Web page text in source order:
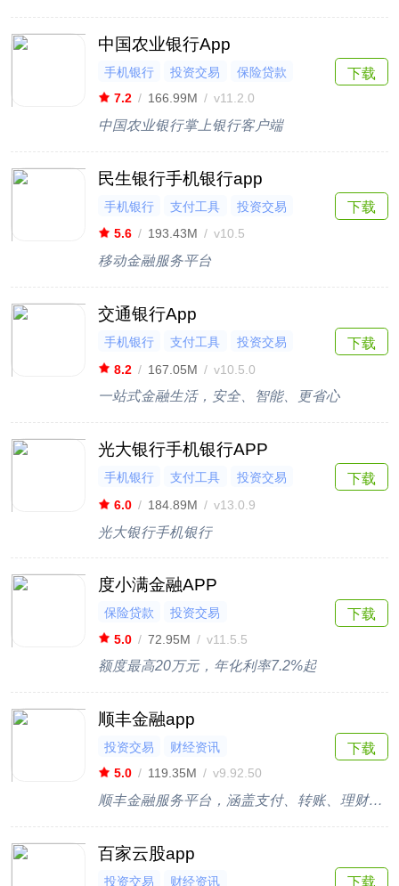
中国农业银行App
手机银行 投资交易
保险贷款
7.2 / 166.99M / v11.2.0
中国农业银行掌上银行客户端
下载
民生银行手机银行app
手机银行 支付工具
投资交易
保险贷款
5.6 / 193.43M / v10.5
移动金融服务平台
下载
交通银行App
手机银行 支付工具
投资交易
保险贷款
8.2 / 167.05M / v10.5.0
一站式金融生活，安全、智能、更省心
下载
光大银行手机银行APP
手机银行 支付工具
投资交易
保险贷款
6.0 / 184.89M / v13.0.9
光大银行手机银行
下载
度小满金融APP
保险贷款
投资交易
5.0 / 72.95M / v11.5.5
额度最高20万元，年化利率7.2%起
下载
顺丰金融app
投资交易
财经资讯
5.0 / 119.35M / v9.92.50
顺丰金融服务平台，涵盖支付、转账、理财等功能
下载
百家云股app
投资交易
财经资讯
下载